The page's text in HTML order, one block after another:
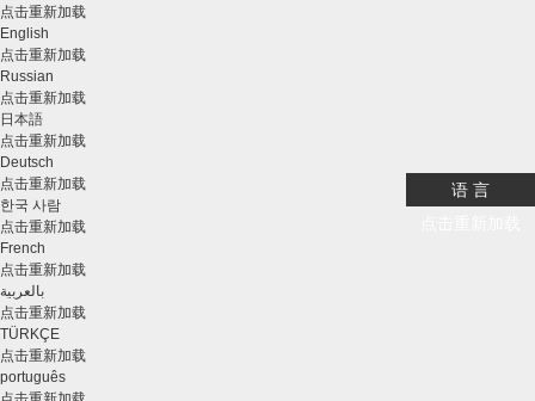
语 言
点击重新加载
English
点击重新加载
Russian
点击重新加载
日本語
点击重新加载
Deutsch
点击重新加载
한국 사람
点击重新加载
French
点击重新加载
بالعربية
点击重新加载
TÜRKÇE
点击重新加载
português